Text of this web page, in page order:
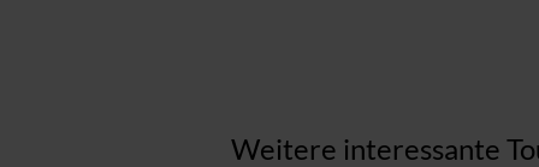
Weitere interessante